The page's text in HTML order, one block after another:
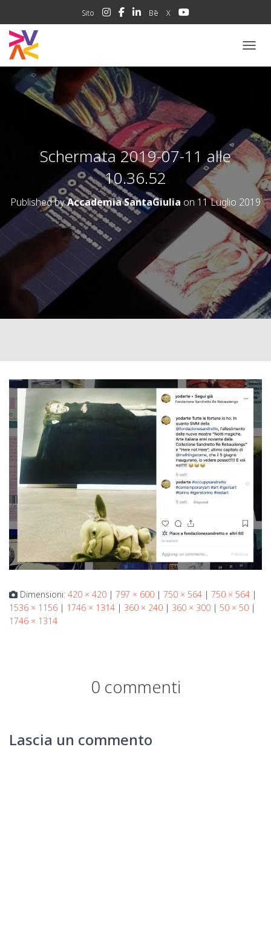
Sito Bē X
Schermata 2019-07-11 alle
10.36.52
Published byAccademia SantaGiulia on 11 Luglio 2019
Dimensioni: 420 × 420 | 797 × 600 | 750 × 564 | 750 × 564 |
1536 × 1156 | 1746 × 1314 | 360 × 240 | 360 × 300 | 50 × 50 |
1746 × 1314
0 commenti
Lascia un commento